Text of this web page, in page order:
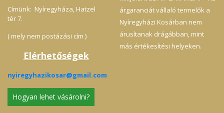
Címünk: Nyíregyháza, Hatzel
tér 7.
( mely nem postázási cím )
Elérhetőségek
nyiregyhazikosar@gmail.com
Hogyan lehet vásárolni?
árgaranciát vállaló termelők a
Nyíregyházi Kosárban nem
árusítanak drágábban, mint
más értékesítési helyeken.